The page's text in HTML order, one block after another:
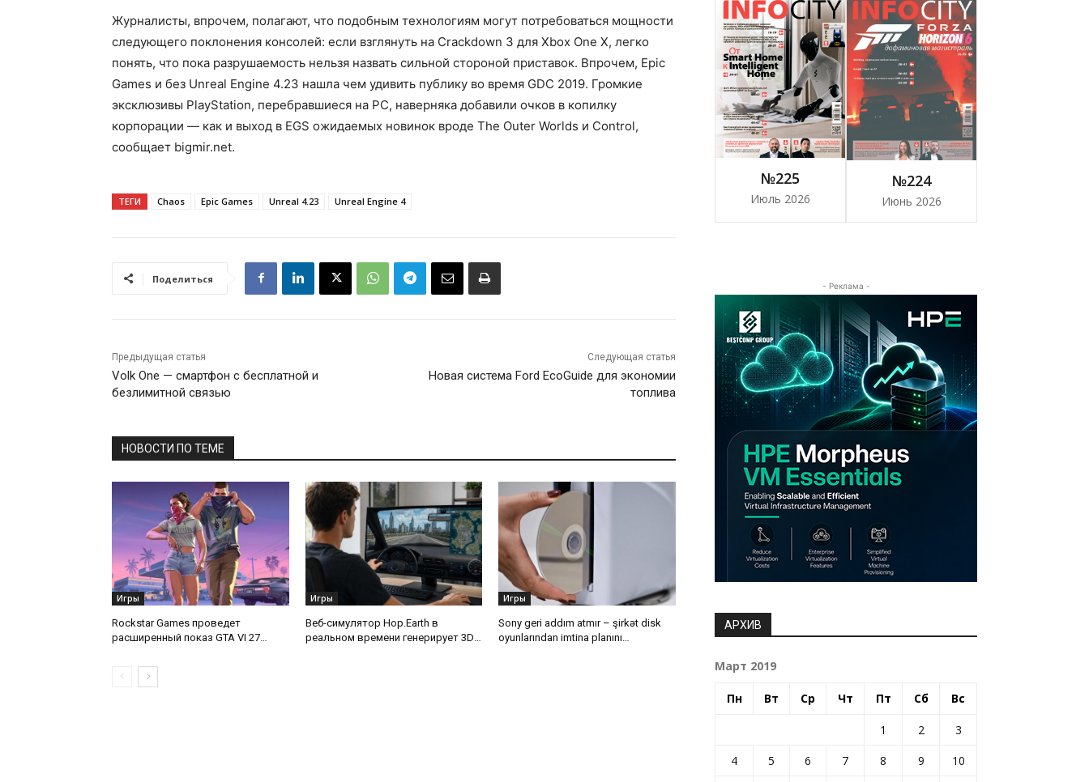
Журналисты, впрочем, полагают, что подобным технологиям могут потребоваться мощности
следующего поклонения консолей: если взглянуть на Crackdown 3 для Xbox One X, легко
понять, что пока разрушаемость нельзя назвать сильной стороной приставок. Впрочем, Epic
Games и без Unreal Engine 4.23 нашла чем удивить публику во время GDC 2019. Громкие
эксклюзивы PlayStation, перебравшиеся на PС, наверняка добавили очков в копилку
корпорации — как и выход в EGS ожидаемых новинок вроде The Outer Worlds и Control,
сообщает bigmir.net.
ТЕГИ Chaos Epic Games Unreal 4.23 Unreal Engine 4
Поделиться
Предыдущая статья
Volk One — смартфон с бесплатной и
безлимитной связью
Следующая статья
Новая система Ford EcoGuide для экономии
топлива
НОВОСТИ ПО ТЕМЕ
Игры
Rockstar Games проведет
расширенный показ GTA VI 27
Игры
Веб-симулятор Hop.Earth в
реальном времени генерирует 3D-
Игры
Sony geri addım atmır – şirkət disk
oyunlarından imtina planını
№225
Июль 2026
№224
Июнь 2026
- Реклама -
АРХИВ
Март 2019
Пн Вт Ср Чт Пт Сб Вс
1 2
3
4
5 6 7 8 9 10